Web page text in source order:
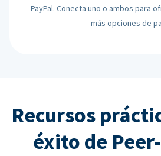
PayPal. Conecta uno o ambos para
más opciones de
Recursos
éxito de